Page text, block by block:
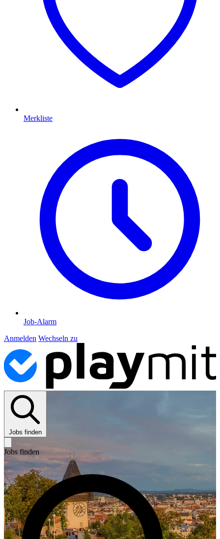
Merkliste
Job-Alarm
Anmelden Wechseln zu
Jobs finden
Jobs finden